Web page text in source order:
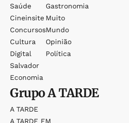
Saúde
Cineinsite
Concursos
Cultura
Digital
Salvador
Economia
Gastronomia
Muito
Mundo
Opinião
Política
GrupoA TARDE
A TARDE
A TARDE FM